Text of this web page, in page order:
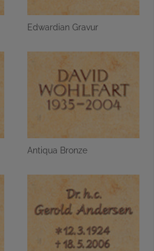
Edwardian Gravur
Antiqua Bronze